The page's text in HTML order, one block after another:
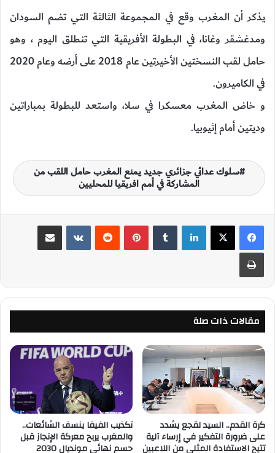
يذكر أن المغرب وقع في المجموعة الثالثة التي تضم السودان
ومدغشقر وغانا، في البطولة الأفريقية التي تنطلق اليوم ، وهو
حامل لقب النسختين الأخيرتين عام 2018 على أرضه وعام 2020
في الكاميرون.
و خاض المغرب معسكرا في سلا، واستعد للبطولة بمباراتين
وديتين أمام إثيوبيا.
سلوك عدائي جزائري جديد يمنع المغرب حامل اللقب من
المشاركة في أمم افريقيا للمحليين
لينكدإن بينتيريست
مقالات ذات صلة
كرة القدم.. السيد لقجع يشدد
على ضرورة التفكير في إرساء آلية
تتيح الاستفادة المثلى من اللاعبين
تكذيب الفيفا ينسف الشائعات..
والمغرب يربح معركة الإنجاز قبل
حسم نهائي مونديال 2030